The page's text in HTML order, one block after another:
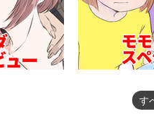
す